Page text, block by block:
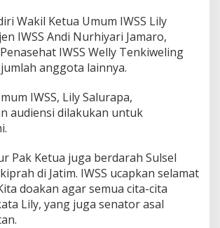
Wakil Ketua Umum IWSS Lily
IWSS Andi Nurhiyari Jamaro,
IWSS Welly Tenkiweling
anggota lainnya.
IWSS, Lily Salurapa,
audiensi dilakukan untuk
Pak Ketua juga berdarah Sulsel
di Jatim. IWSS ucapkan selamat
doakan agar semua cita-cita
Lily, yang juga senator asal